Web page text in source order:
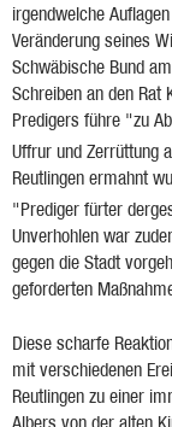
irgendwelche
Veränderung seines
Schwäbische Bund
Schreiben an den Rat
Predigers führe "zu
Uffrur und Zerrüttung
Reutlingen ermahnt
"Prediger fürter
Unverhohlen war
gegen die Stadt
geforderten
Diese scharfe
mit verschiedenen
Reutlingen zu einer